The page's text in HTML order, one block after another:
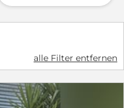
alle Filter entfernen